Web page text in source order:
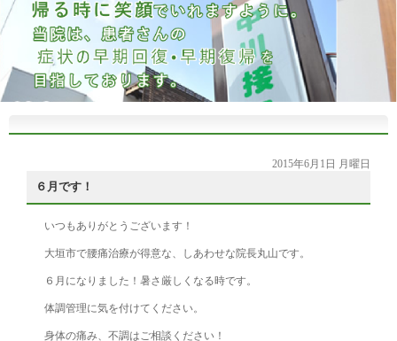
2015年6月1日 月曜日
６月です！
いつもありがとうございます！
大垣市で腰痛治療が得意な、しあわせな院長丸山です。
６月になりました！暑さ厳しくなる時です。
体調管理に気を付けてください。
身体の痛み、不調はご相談ください！